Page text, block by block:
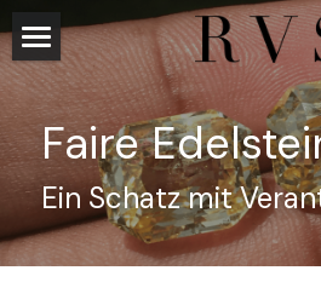
HOME
LADEN
SCHMUCK
HOME
TRAU- UND
Faire
Ein Schatz mit
STORE
All Categories
Ancestral Line
entangled